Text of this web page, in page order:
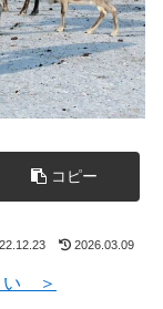
コピー
2026.03.09
い ＞